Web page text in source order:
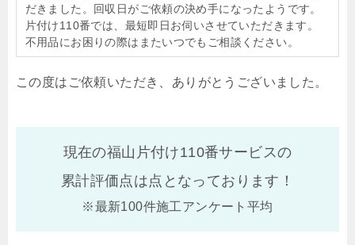
だきました。回収日がご依頼の決め手になったようです。
片付け110番では、最短即日お伺いさせていただきます。
不用品にお困りの際はまたいつでもご相談ください。
この度はご依頼いただき、ありがとうございました。
現在の福山片付け110番サービスの
累計評価点は点となっております！
※最新100件施工アンケート平均